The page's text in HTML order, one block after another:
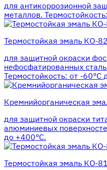
для антикоррозионной
металлов.
Термостойкая эмаль КО-
для защитной окраски
нефосфатированных
Термостойкость: от -60°С
Кремнийорганическая
для защитной окраски
алюминиевых
до +400°С.
Термостойкая эмаль КО-